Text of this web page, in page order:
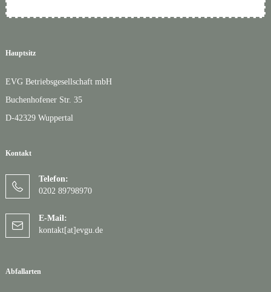
Hauptsitz
EVG Betriebsgesellschaft mbH
Buchenhofener Str. 35
D-42329 Wuppertal
Kontakt
Telefon:
0202 89798970
E-Mail:
kontakt[at]evgu.de
Abfallarten